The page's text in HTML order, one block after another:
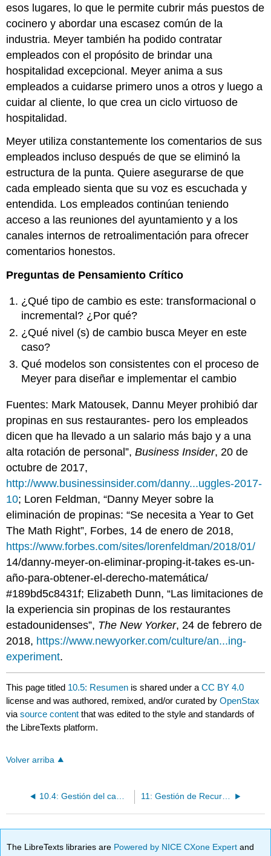
esos lugares, lo que le permite cubrir más puestos de
cocinero y abordar una escasez común de la
industria. Meyer también ha podido contratar
empleados con el propósito de brindar una
hospitalidad excepcional. Meyer anima a sus
empleados a cuidarse primero unos a otros y luego a
cuidar al cliente, lo que crea un ciclo virtuoso de
hospitalidad.
Meyer utiliza constantemente los comentarios de sus
empleados incluso después de que se eliminó la
estructura de la punta. Quiere asegurarse de que
cada empleado sienta que su voz es escuchada y
entendida. Los empleados continúan teniendo
acceso a las reuniones del ayuntamiento y a los
canales internos de retroalimentación para ofrecer
comentarios honestos.
Preguntas de Pensamiento Crítico
¿Qué tipo de cambio es este: transformacional o
incremental? ¿Por qué?
¿Qué nivel (s) de cambio busca Meyer en este
caso?
Qué modelos son consistentes con el proceso de
Meyer para diseñar e implementar el cambio
Fuentes: Mark Matousek, Dannu Meyer prohibió dar
propinas en sus restaurantes- pero los empleados
dicen que ha llevado a un salario más bajo y a una
alta rotación de personal”,Business Insider, 20 de
octubre de 2017,
http://www.businessinsider.com/danny...uggles-2017-
10; Loren Feldman, “Danny Meyer sobre la
eliminación de propinas: “Se necesita a Year to Get
The Math Right”, Forbes, 14 de enero de 2018,
https://www.forbes.com/sites/lorenfeldman/2018/01/
14/danny-meyer-on-eliminar-proping-it-takes es-un-
año-para-obtener-el-derecho-matemática/
#189bd5c8431f; Elizabeth Dunn, “Las limitaciones de
la experiencia sin propinas de los restaurantes
estadounidenses”, The New Yorker, 24 de febrero de
2018, https://www.newyorker.com/culture/an...ing-
experiment.
This page titled 10.5: Resumen is shared under aCC BY 4.0
license and was authored, remixed, and/or curated byOpenStax
viasource content that was edited to the style and standards of
the LibreTexts platform.
Volver arriba
11: Gestión de Recursos Humanos
The LibreTexts libraries are Powered by NICE CXone Expertand